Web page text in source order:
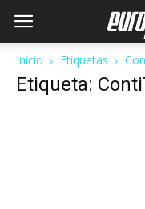
Inicio Etiquetas
Etiqueta: